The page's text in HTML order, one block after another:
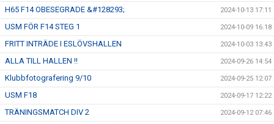
H65 F14 OBESEGRADE &#128293; 2024-10-13 17:11
USM FÖR F14 STEG 1 2024-10-09 16:18
FRITT INTRÄDE I ESLÖVSHALLEN 2024-10-03 13:43
ALLA TILL HALLEN !! 2024-09-26 14:54
Klubbfotografering 9/10 2024-09-25 12:07
USM F18 2024-09-17 12:22
TRÄNINGSMATCH DIV 2 2024-09-12 07:46